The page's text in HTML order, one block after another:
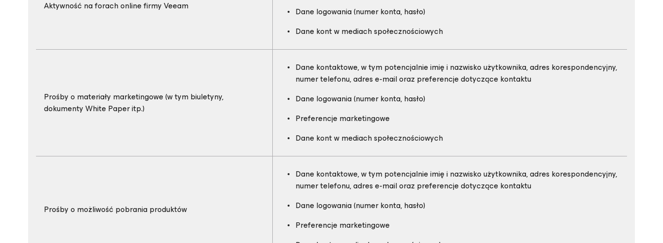
Aktywność na forach online firmy Veeam
Dane logowania (numer konta, hasło)
Dane kont w mediach społecznościowych
Prośby o materiały marketingowe (w tym biuletyny,
dokumenty White Paper itp.)
Dane kontaktowe, w tym potencjalnie imię i nazwisko użytkownika, adres korespondencyjny,
numer telefonu, adres e-mail oraz preferencje dotyczące kontaktu
Dane logowania (numer konta, hasło)
Preferencje marketingowe
Dane kont w mediach społecznościowych
Prośby o możliwość pobrania produktów
Dane kontaktowe, w tym potencjalnie imię i nazwisko użytkownika, adres korespondencyjny,
numer telefonu, adres e-mail oraz preferencje dotyczące kontaktu
Dane logowania (numer konta, hasło)
Preferencje marketingowe